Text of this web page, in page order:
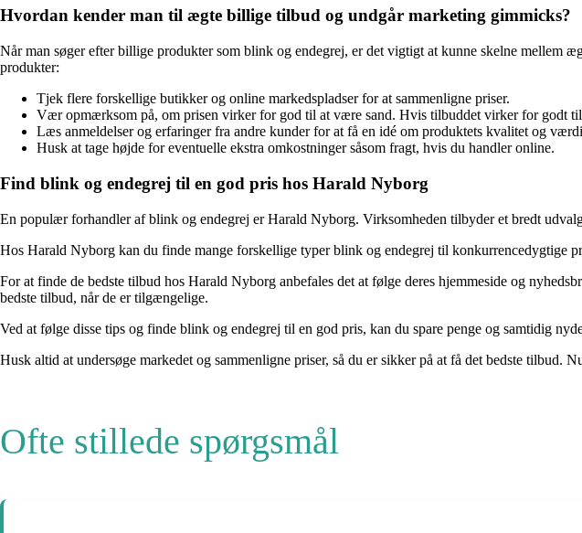
Hvordan kender man til ægte billige tilbud og undgår marketing gimmicks?
Når man søger efter billige produkter som blink og endegrej, er det vigtigt at kunne skelne
produkter:
Tjek flere forskellige butikker og online markedspladser for at sammenligne priser.
Vær opmærksom på, om prisen virker for god til at være sand. Hvis tilbuddet virker for godt
Læs anmeldelser og erfaringer fra andre kunder for at få en idé om produktets kvalitet og
Husk at tage højde for eventuelle ekstra omkostninger såsom fragt, hvis du handler online.
Find blink og endegrej til en god pris hos Harald Nyborg
En populær forhandler af blink og endegrej er Harald Nyborg. Virksomheden tilbyder et bredt
Hos Harald Nyborg kan du finde mange forskellige typer blink og endegrej til konkurrencedygtige
For at finde de bedste tilbud hos Harald Nyborg anbefales det at følge deres hjemmeside og
bedste tilbud, når de er tilgængelige.
Ved at følge disse tips og finde blink og endegrej til en god pris, kan du spare penge og samtidig
Husk altid at undersøge markedet og sammenligne priser, så du er sikker på at få det bedste
Ofte stillede spørgsmål